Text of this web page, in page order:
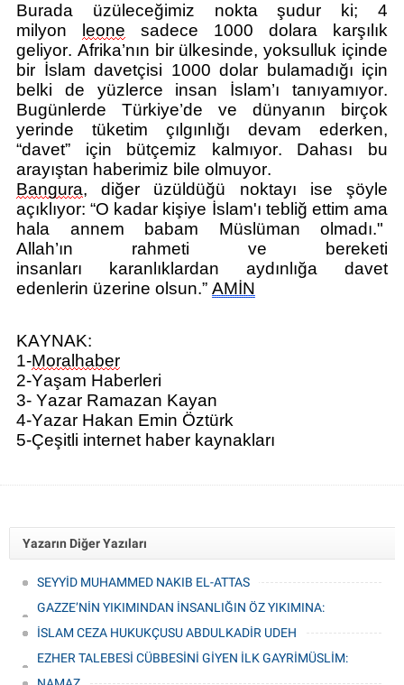
Burada üzüleceğimiz nokta şudur ki; 4
milyon
leone sadece 1000 dolara karşılık
geliyor. Afrika’nın bir ülkesinde, yoksulluk içinde
bir İslam davetçisi 1000 dolar bulamadığı için
belki de yüzlerce insan İslam’ı tanıyamıyor.
Bugünlerde Türkiye’de ve dünyanın birçok
yerinde tüketim çılgınlığı devam ederken,
“davet” için bütçemiz kalmıyor. Dahası bu
arayıştan haberimiz bile olmuyor.
Bangura,diğer üzüldüğü noktayı iseşöyle
açıklıyor: “O kadar kişiye İslam'ı tebliğ ettim ama
hala annem babam Müslüman olmadı."
Allah’ın rahmeti ve bereketi
insanları
karanlıklardan aydınlığa davet
edenlerin üzerine olsun.” AMİN
KAYNAK:
1-Moralhaber
2-Yaşam Haberleri
3- Yazar Ramazan Kayan
4-Yazar Hakan Emin Öztürk
5-Çeşitli internet haber kaynakları
Yazarın Diğer Yazıları
SEYYİD MUHAMMED NAKIB EL-ATTAS
GAZZE’NİN YIKIMINDAN İNSANLIĞIN ÖZ YIKIMINA:
JÜRGEN HABERMAS
İSLAM CEZA HUKUKÇUSU ABDULKADİR UDEH
EZHER TALEBESİ CÜBBESİNİ GİYEN İLK GAYRİMÜSLİM:
GOLDZİHER -